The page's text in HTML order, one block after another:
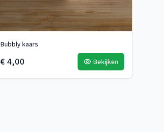
Bubbly kaars
€ 4,00 Bekijken